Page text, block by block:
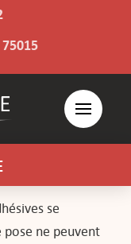
se
ne peuvent